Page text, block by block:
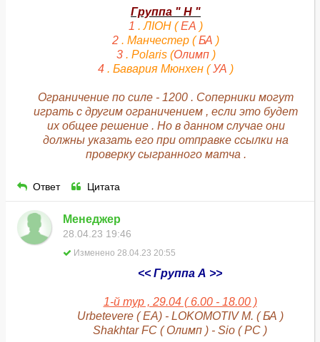
Группа " H "
1 . ЛІОН (ЕА )
2 . Манчестер (БА )
3. Polaris (Олимп)
4 . Бавария Мюнхен (УА )
Ограничение по силе - 1200 . Соперники могут
играть с другим ограничением , если это будет
их общее решение . Но в данном случае они
должны указать его при отправке ссылки на
проверку сыгранного матча .
Ответ Цитата
Менеджер
28.04.23 19:46
Изменено 28.04.23 20:55
<< Группа А >>
1-й тур , 29.04 ( 6.00 - 18.00 )
Urbetevere ( ЕА) - LOKOMOTIV M. ( БА )
Shakhtar FC ( Олимп ) - Sio ( РС )